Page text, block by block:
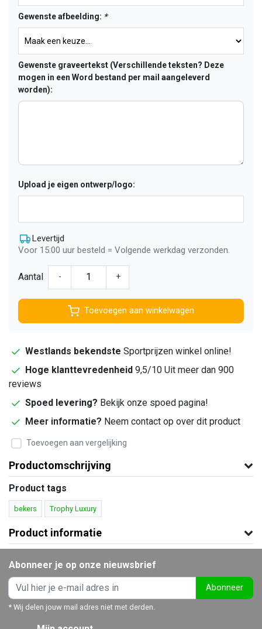
Gewenste afbeelding: *
Gewenste graveertekst (Verschillende teksten? Deze
mogen in een Word bestand per mail aangeleverd
worden):
Upload je eigen ontwerp/logo:
Levertijd
Voor 15:00 uur besteld = Volgende werkdag verzonden.
Aantal - +
Toevoegen aan winkelwagen
Westlands bekendste Sportprijzen winkel online!
Hoge klanttevredenheid 9,5/10 Uit meer dan 900
reviews
Spoed levering? Bekijk onze spoed pagina!
Meer informatie? Neem contact op over dit product
Toevoegen aan vergelijking
Productomschrijving
Product tags
bekers Trophy Luxury
Product informatie
Abonneer je op onze nieuwsbrief
Abonneer
* Wij delen jouw mail adres niet met derden.